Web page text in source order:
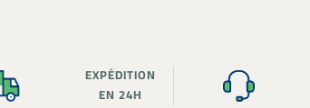
EXPÉDITION
EN 24H